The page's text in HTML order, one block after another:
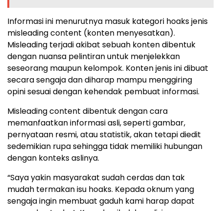
Informasi ini menurutnya masuk kategori hoaks jenis
misleading content (konten menyesatkan).
Misleading terjadi akibat sebuah konten dibentuk
dengan nuansa pelintiran untuk menjelekkan
seseorang maupun kelompok. Konten jenis ini dibuat
secara sengaja dan diharap mampu menggiring
opini sesuai dengan kehendak pembuat informasi.
Misleading content dibentuk dengan cara
memanfaatkan informasi asli, seperti gambar,
pernyataan resmi, atau statistik, akan tetapi diedit
sedemikian rupa sehingga tidak memiliki hubungan
dengan konteks aslinya.
“Saya yakin masyarakat sudah cerdas dan tak
mudah termakan isu hoaks. Kepada oknum yang
sengaja ingin membuat gaduh kami harap dapat